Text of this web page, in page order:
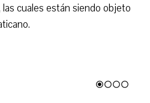
cuales están siendo objeto